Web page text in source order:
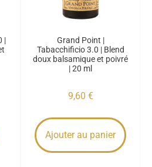
|
Grand Point |
Tabacchificio 3.0 | Blend
doux balsamique et poivré
| 20 ml
9,60 €
Ajouter au panier